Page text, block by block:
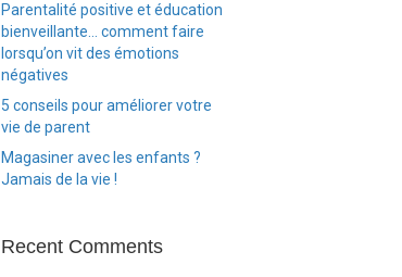
Parentalité positive et éducation
bienveillante… comment faire
lorsqu’on vit des émotions
négatives
5 conseils pour améliorer votre
vie de parent
Magasiner avec les enfants ?
Jamais de la vie !
Recent Comments